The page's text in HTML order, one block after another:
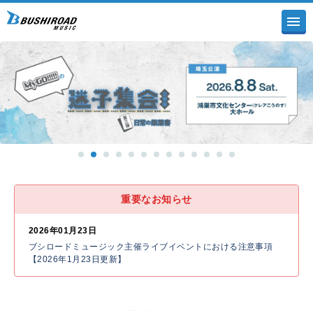
重要なお知らせ
2026年01月23日
ブシロードミュージック主催ライブイベントにおける注意事項
【2026年1月23日更新】